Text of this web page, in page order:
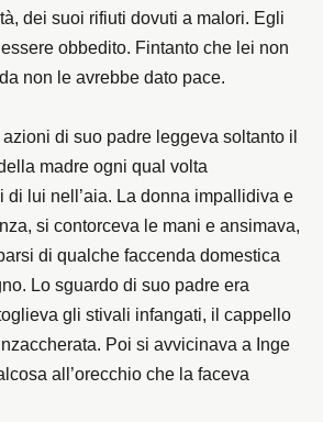
dei suoi rifiuti dovuti a malori. Egli
obbedito. Fintanto che lei non
non le avrebbe dato pace.
di suo padre leggeva soltanto il
madre ogni qual volta
di lui nell’aia. La donna impallidiva e
si contorceva le mani e ansimava,
di qualche faccenda domestica
Lo sguardo di suo padre era
gli stivali infangati, il cappello
Poi si avvicinava a Inge
all’orecchio che la faceva